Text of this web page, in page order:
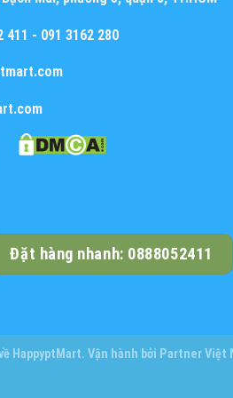
411 - 091 3162 280
Đặt hàng nhanh: 0888052411
HappyptMart. Vận hành bởi Partner Việt